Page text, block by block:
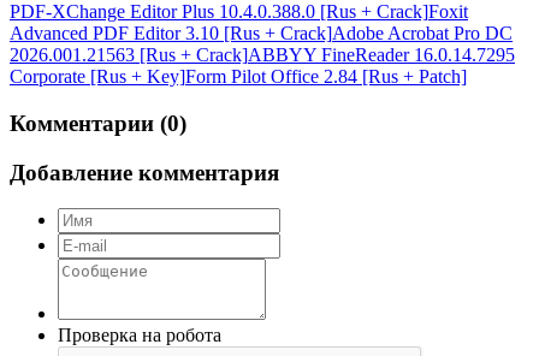
PDF-XChange Editor Plus 10.4.0.388.0 [Rus + Crack]Foxit
Advanced PDF Editor 3.10 [Rus + Crack]Adobe Acrobat Pro DC
2026.001.21563 [Rus + Crack]ABBYY FineReader 16.0.14.7295
Corporate [Rus + Key]Form Pilot Office 2.84 [Rus + Patch]
Комментарии (0)
Добавление комментария
Проверка на робота